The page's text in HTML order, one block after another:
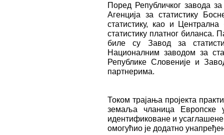
Поред Републичког завода за
Агенција за статистику
статистику, као и
статистику платног биланса.
биле су Завод за
Националним заводом за
Републике Словеније и
партнерима.
Током трајања пројекта
земаља чланица Европске
идентификоване и
омогућио је додатно